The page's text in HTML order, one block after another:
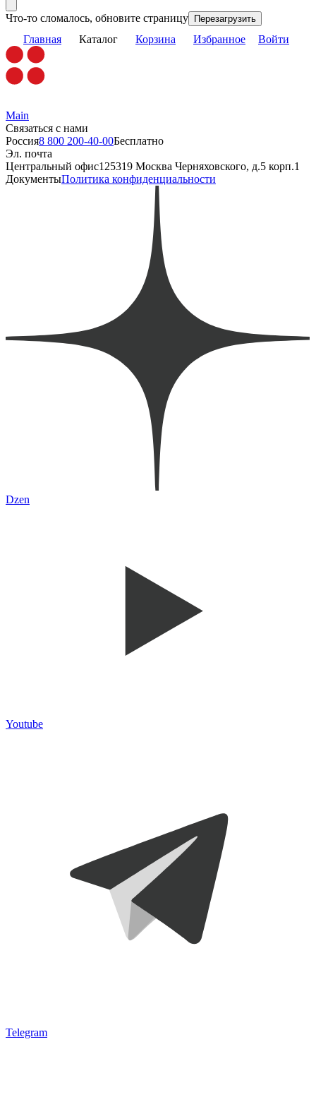
Что-то сломалось, обновите страницу Перезагрузить
Главная Каталог Корзина Избранное Войти
Main
Связаться с нами
Россия8 800 200-40-00Бесплатно
Эл. почта
Центральный офис125319 Москва Черняховского, д.5 корп.1
ДокументыПолитика конфиденциальности
Dzen
Youtube
Telegram